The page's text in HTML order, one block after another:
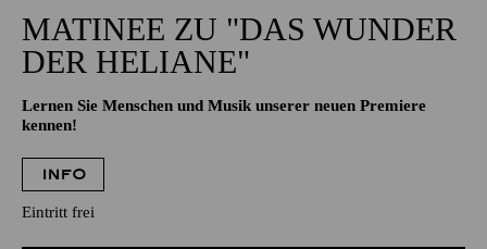
MATINEE ZU "DAS WUNDER
DER HELIANE"
Lernen Sie Menschen und Musik unserer neuen Premiere
kennen!
INFO
Eintritt frei